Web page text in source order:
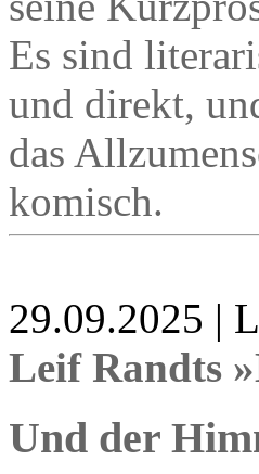
Es sind
und direkt,
das
komisch.
29.09.2025 |
Leif Randts
Und der